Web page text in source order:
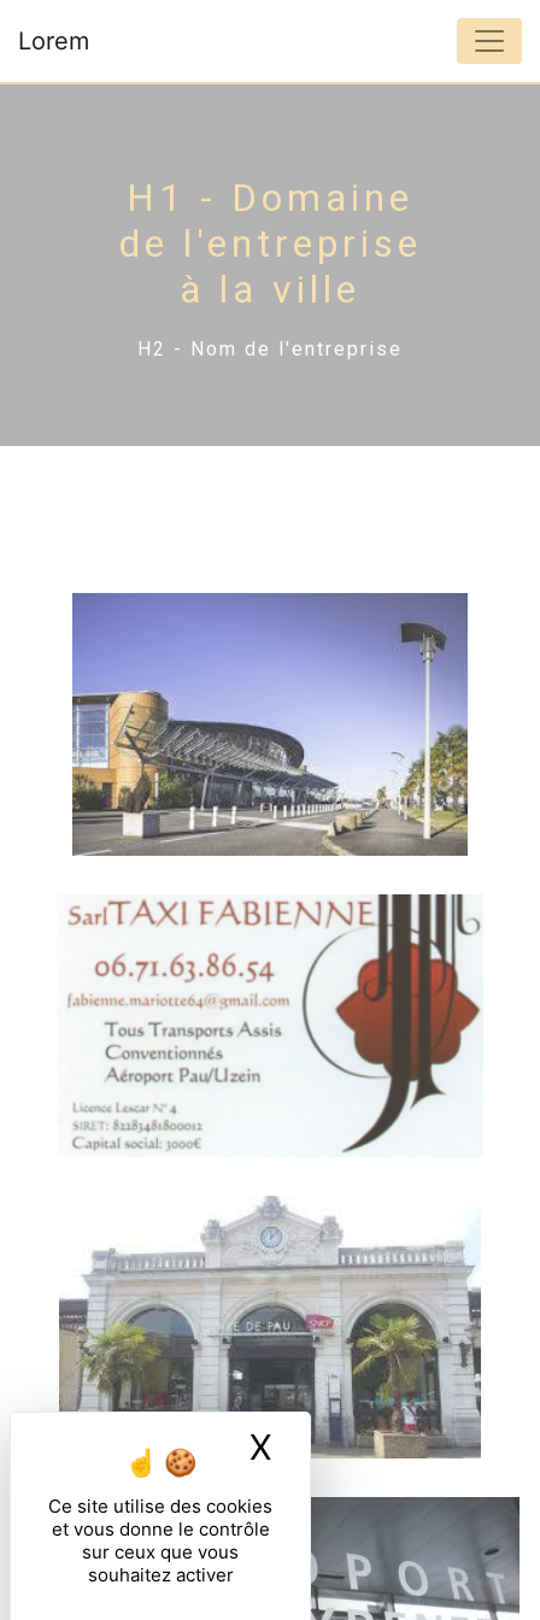
Ce site utilise des cookies
et vous donne le contrôle
sur ceux que vous
souhaitez activer
X Masquer le
Lorem
H1 - Domaine
de l'entreprise
à la ville
H2 - Nom de l'entreprise